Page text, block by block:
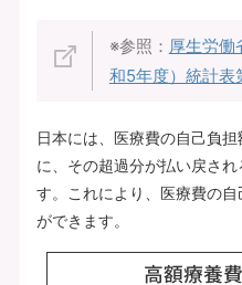
※参照： 厚生労働
和5年度）統計表
日本には、医療費の自己負
に、その超過分が払い戻さ
す。これにより、医療費の
ができます。